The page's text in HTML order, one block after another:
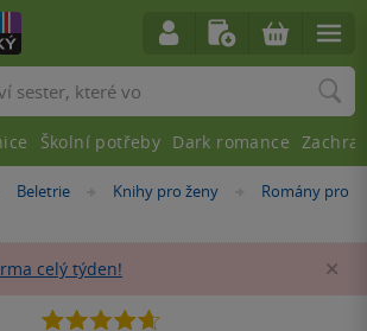
»
Beletrie »
Knihy pro ženy »
Romány pro
celý týden!
4.7
Školní potřeby Dark romance